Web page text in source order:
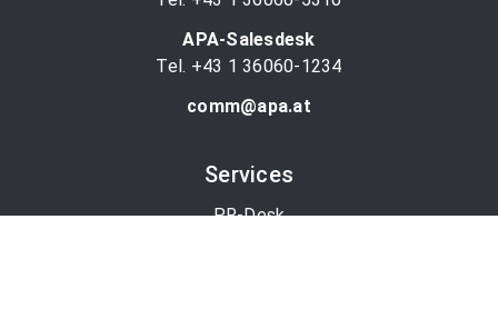
APA-Salesdesk
Tel. +43 1 36060-1234
comm@apa.at
Services
PR-Desk